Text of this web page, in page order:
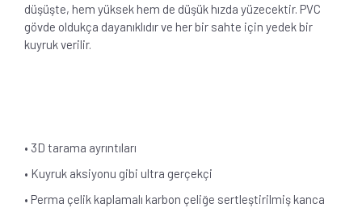
düşüşte, hem yüksek hem de düşük hızda yüzecektir. PVC
gövde oldukça dayanıklıdır ve her bir sahte için yedek bir
kuyruk verilir.
• 3D tarama ayrıntıları
• Kuyruk aksiyonu gibi ultra gerçekçi
• Perma çelik kaplamalı karbon çeliğe sertleştirilmiş kanca